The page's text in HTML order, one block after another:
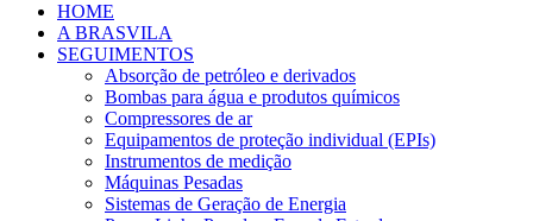
HOME
A BRASVILA
SEGUIMENTOS
Absorção de petróleo e derivados
Bombas para água e produtos químicos
Compressores de ar
Equipamentos de proteção individual (EPIs)
Instrumentos de medição
Máquinas Pesadas
Sistemas de Geração de Energia